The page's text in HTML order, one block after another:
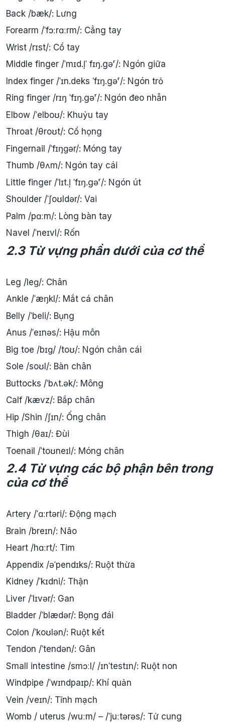
Back /bæk/: Lưng
Forearm /ˈfɔːrɑːrm/: Cẳng tay
Wrist /rɪst/: Cổ tay
Middle finger /ˈmɪd.ļˈ fɪŋ.gəʳ/: Ngón giữa
Index finger /ˈɪn.deks ˈfɪŋ.gəʳ/: Ngón trỏ
Ring finger /rɪŋ ˈfɪŋ.gəʳ/: Ngón đeo nhẫn
Elbow /ˈelboʊ/: Khuỷu tay
Throat /θroʊt/: Cổ họng
Fingernail /ˈfɪŋɡər/: Móng tay
Thumb /θʌm/: Ngón tay cái
Little finger /ˈlɪt.ļ ˈfɪŋ.gəʳ/: Ngón út
Shoulder /ˈʃoʊldər/: Vai
Palm /pɑːm/: Lòng bàn tay
Navel /ˈneɪvl/: Rốn
2.3 Từ vựng phần dưới của cơ thể
Leg /leɡ/: Chân
Ankle /ˈæŋkl/: Mắt cá chân
Belly /ˈbeli/: Bụng
Anus /ˈeɪnəs/: Hậu môn
Big toe /bɪɡ/ /toʊ/: Ngón chân cái
Sole /soʊl/: Bàn chân
Buttocks /ˈbʌt.ək/: Mông
Calf /kævz/: Bắp chân
Hip /Shin /ʃɪn/: Ống chân
Thigh /θaɪ/: Đùi
Toenail /ˈtoʊneɪl/: Móng chân
2.4 Từ vựng các bộ phận bên trong
của cơ thể
Artery /ˈɑːrtəri/: Động mạch
Brain /breɪn/: Não
Heart /hɑːrt/: Tim
Appendix /əˈpendɪks/: Ruột thừa
Kidney /ˈkɪdni/: Thận
Liver /ˈlɪvər/: Gan
Bladder /ˈblædər/: Bọng đái
Colon /ˈkoʊlən/: Ruột kết
Tendon /ˈtendən/: Gân
Small intestine /smɔːl/ /ɪnˈtestɪn/: Ruột non
Windpipe /ˈwɪndpaɪp/: Khí quản
Vein /veɪn/: Tĩnh mạch
Womb / uterus /wuːm/ – /ˈjuːtərəs/: Tử cung